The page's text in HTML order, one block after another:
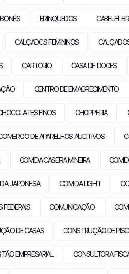
BONÉS BRINQUEDOS
CALÇADOS FEMININOS
CARTORIO CASA DE DOCES
CENTRO DE EMAGRECIMENTO
FINOS CHOPPERIA
DE APARELHOS AUDITIVOS
COMIDA CASEIRA MINEIRA
JAPONESA COMIDA LIGHT
FEDERAIS COMUNICAÇÃO
DE CASAS CONSTRUÇÃO DE
EMPRESARIAL CONSULTORIA